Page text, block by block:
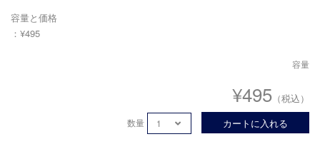
容量と価格
：¥495
容量
¥495 （税込）
数量 カートに入れる